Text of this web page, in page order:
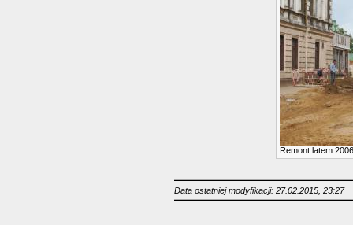
Remont latem
Data ostatniej modyfikacji: 27.02.2015, 23:27